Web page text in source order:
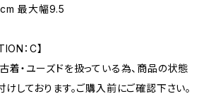
最大幅9.5
：C】
着・ユーズドを扱っている為、商品の状態
けしております。ご購入前にご確認下さい。